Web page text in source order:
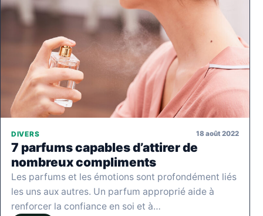
DIVERS 18 août 2022
7 parfums capables d’attirer de
nombreux compliments
Les parfums et les émotions sont profondément liés
les uns aux autres. Un parfum approprié aide à
renforcer la confiance en soi et à…